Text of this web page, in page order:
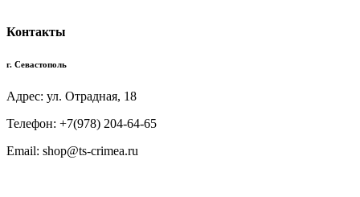
Контакты
г. Севастополь
Адрес: ул. Отрадная, 18
Телефон: +7(978) 204-64-65
Email: shop@ts-crimea.ru